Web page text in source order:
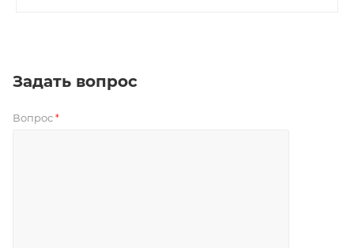
Задать вопрос
Вопрос *